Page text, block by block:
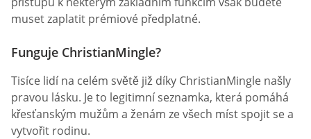
muset zaplatit prémiové předplatné.
Funguje ChristianMingle?
Tisíce lidí na celém světě již díky ChristianMingle našly
pravou lásku. Je to legitimní seznamka, která pomáhá
křesťanským mužům a ženám ze všech míst spojit se a
vytvořit rodinu.